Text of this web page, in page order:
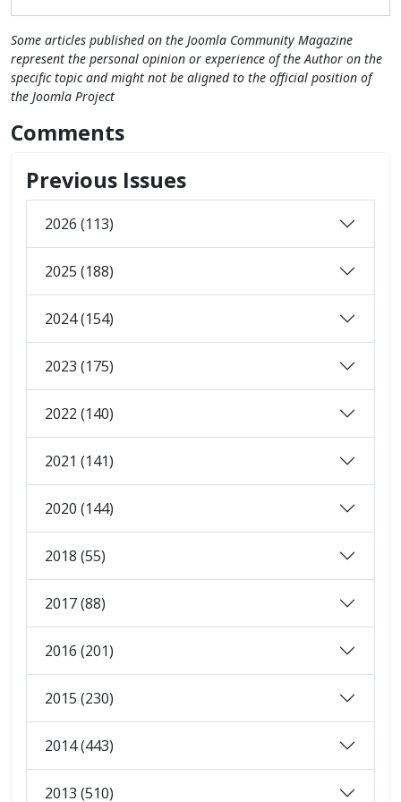
Some articles published on the Joomla Community Magazine
represent the personal opinion or experience of the Author on the
specific topic and might not be aligned to the official position of
the Joomla Project
Comments
Previous Issues
2026 (113)
2025 (188)
2024 (154)
2023 (175)
2022 (140)
2021 (141)
2020 (144)
2018 (55)
2017 (88)
2016 (201)
2015 (230)
2014 (443)
2013 (510)